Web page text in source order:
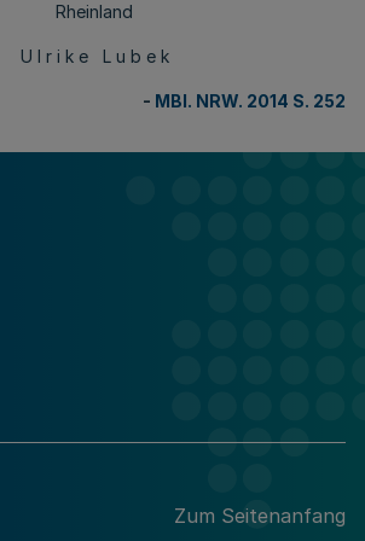
Rheinland
U l r i k e L u b e k
- MBl. NRW. 2014 S. 252
Zum Seitenanfang